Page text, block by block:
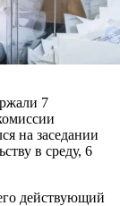
7
на заседании
в среду, 6
действующий